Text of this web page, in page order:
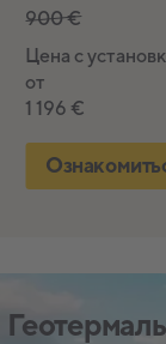
598 €
Цена с установкой
796 €
Ознакомиться
900 €
Цена с
от
1 196 €
3 990 €
Цена с
4 016 €